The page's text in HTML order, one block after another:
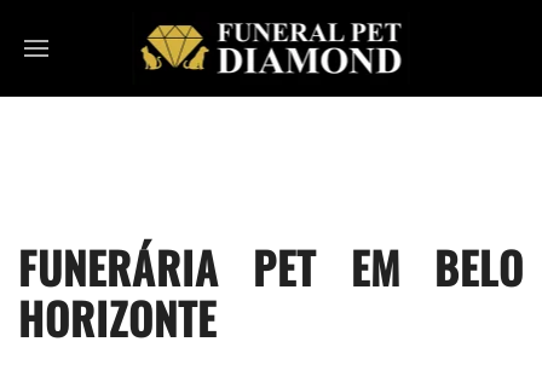
FUNERÁRIA PET EM BELO
HORIZONTE